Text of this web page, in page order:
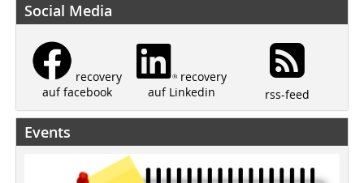
Social Media
recovery
auf facebook
recovery
auf Linkedin
rss-feed
Events